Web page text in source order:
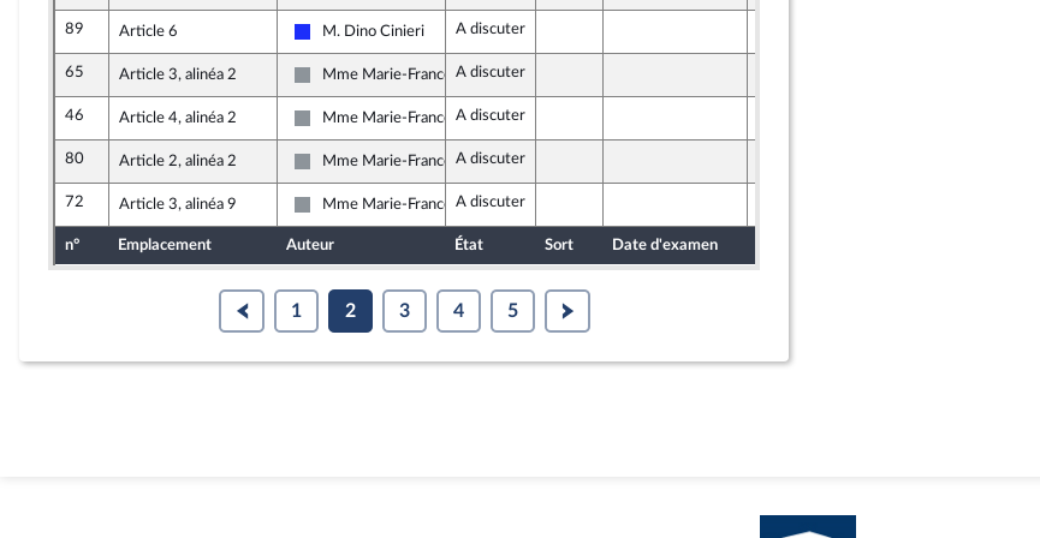
89 Article 6
Les Républicains
M. Dino Cinieri A discuter
65 Article 3, alinéa 2
Non inscrit
Mme Marie-France Lorho
A discuter
46 Article 4, alinéa 2
Non inscrit
Mme Marie-France Lorho
A discuter
80 Article 2, alinéa 2
Non inscrit
Mme Marie-France Lorho
A discuter
72 Article 3, alinéa 9
Non inscrit
Mme Marie-France Lorho
A discuter
n° Emplacement Auteur État Sort Date d'examen
1 2 3 4 5